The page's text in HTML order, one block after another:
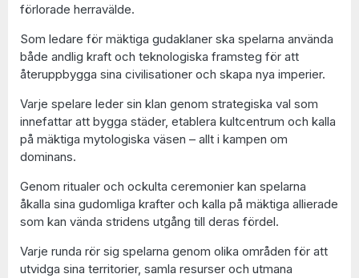
förlorade herravälde.
Som ledare för mäktiga gudaklaner ska spelarna använda
både andlig kraft och teknologiska framsteg för att
återuppbygga sina civilisationer och skapa nya imperier.
Varje spelare leder sin klan genom strategiska val som
innefattar att bygga städer, etablera kultcentrum och kalla
på mäktiga mytologiska väsen – allt i kampen om
dominans.
Genom ritualer och ockulta ceremonier kan spelarna
åkalla sina gudomliga krafter och kalla på mäktiga allierade
som kan vända stridens utgång till deras fördel.
Varje runda rör sig spelarna genom olika områden för att
utvidga sina territorier, samla resurser och utmana